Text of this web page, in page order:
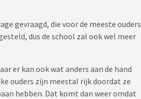
gevraagd, die voor de meeste ouders
dus de school zal ook wel meer
er kan ook wat anders aan de hand
ouders zijn meestal rijk doordat ze
hebben. Dat komt dan weer omdat